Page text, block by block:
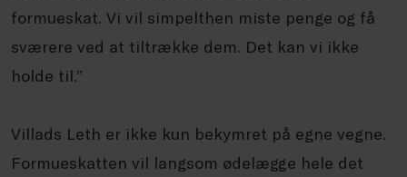
formueskat. Vi vil simpelthen miste penge og få
sværere ved at tiltrække dem. Det kan vi ikke
holde til.”
Villads Leth er ikke kun bekymret på egne vegne.
Formueskatten vil langsom ødelægge hele det